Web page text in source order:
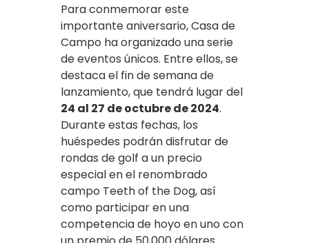
Para conmemorar este
importante aniversario, Casa de
Campo ha organizado una serie
de eventos únicos. Entre ellos, se
destaca el fin de semana de
lanzamiento, que tendrá lugar del
24 al 27 de octubre de 2024.
Durante estas fechas, los
huéspedes podrán disfrutar de
rondas de golf a un precio
especial en el renombrado
campo Teeth of the Dog, así
como participar en una
competencia de hoyo en uno con